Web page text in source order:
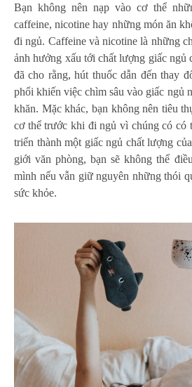
Bạn không nên nạp vào cơ thể
caffeine, nicotine hay những món ăn
đi ngủ. Caffeine và nicotine là những
ảnh hưởng xấu tới chất lượng giấc ngủ
đã cho rằng, hút thuốc dẫn đến thay
phổi khiến việc chìm sâu vào giấc ngủ
khăn. Mặc khác, bạn không nên tiêu
cơ thể trước khi đi ngủ vì chúng có có
triển thành một giấc ngủ chất lượng
giới văn phòng, bạn sẽ không thể
mình nếu vẫn giữ nguyên những thói
sức khỏe.